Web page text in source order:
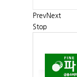
PrevNext
Stop